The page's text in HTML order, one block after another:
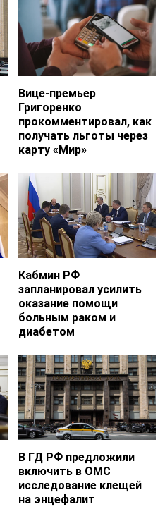
Вице-премьер
Григоренко
прокомментировал, как
получать льготы через
карту «Мир»
Кабмин РФ
запланировал усилить
оказание помощи
больным раком и
диабетом
В ГД РФ предложили
включить в ОМС
исследование клещей
на энцефалит